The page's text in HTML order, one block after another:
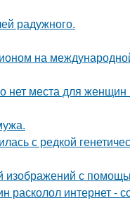
радужного.
на
нет места для женщин
с редкой
изображений с
расколол интернет -